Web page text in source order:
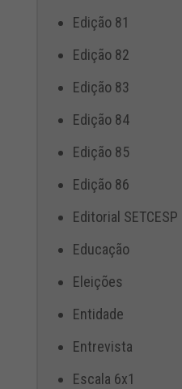
Edição 81
Edição 82
Edição 83
Edição 84
Edição 85
Edição 86
Editorial SETCESP
Educação
Eleições
Entidade
Entrevista
Escala 6x1